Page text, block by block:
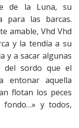
de la Luna, su
para las barcas.
amable, Vhd Vhd
y la tendía a su
y a sacar algunas
del sordo que el
entonar aquella
flotan los peces
y todos,